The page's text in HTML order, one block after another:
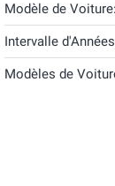
Modèle de Voiture:
Intervalle
Modèles de